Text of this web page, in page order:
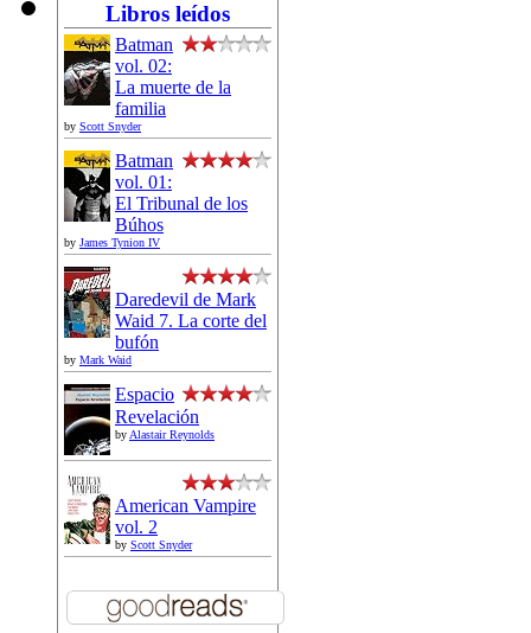
Libros leídos
Batman
vol. 02:
La muerte de la
familia
by Scott Snyder
Batman
vol. 01:
El Tribunal de los
Búhos
by James Tynion IV
Daredevil de Mark
Waid 7. La corte del
bufón
by Mark Waid
Espacio
Revelación
byAlastair Reynolds
American Vampire
vol. 2
by Scott Snyder